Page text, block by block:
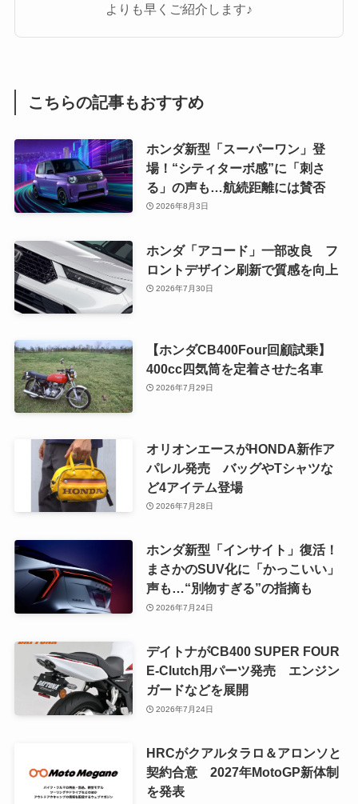
よりも早くご紹介します♪
こちらの記事もおすすめ
ホンダ新型「スーパーワン」登
場！“シティターボ感”に「刺さ
る」の声も…航続距離には賛否
2026年8月3日
ホンダ「アコード」一部改良 フ
ロントデザイン刷新で質感を向上
2026年7月30日
【ホンダCB400Four回顧試乗】
400cc四気筒を定着させた名車
2026年7月29日
オリオンエースがHONDA新作ア
パレル発売 バッグやTシャツな
ど4アイテム登場
2026年7月28日
ホンダ新型「インサイト」復活！
まさかのSUV化に「かっこいい」
声も…“別物すぎる”の指摘も
2026年7月24日
デイトナがCB400 SUPER FOUR
E-Clutch用パーツ発売 エンジン
ガードなどを展開
2026年7月24日
HRCがクアルタラロ＆アロンソと
契約合意 2027年MotoGP新体制
を発表